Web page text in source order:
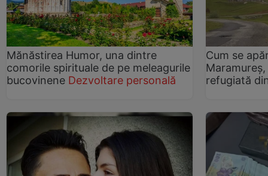
Mănăstirea Humor, una dintre
comorile spirituale de pe meleagurile
bucovinene Dezvoltare personală
Cum se
refugiată